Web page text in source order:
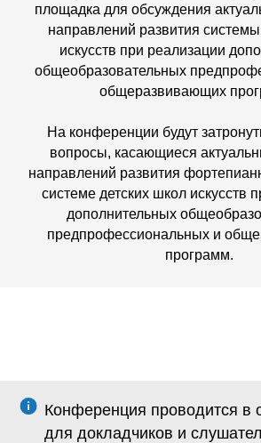
площадка для обсуждения
направлений развития
искусств при реализации
общеобразовательных
общеразвивающих
На конференции будут
вопросы, касающиеся
направлений развития
системе детских школ искусств
дополнительных
предпрофессиональных и
программ.
Конференция проводится в
для докладчиков и